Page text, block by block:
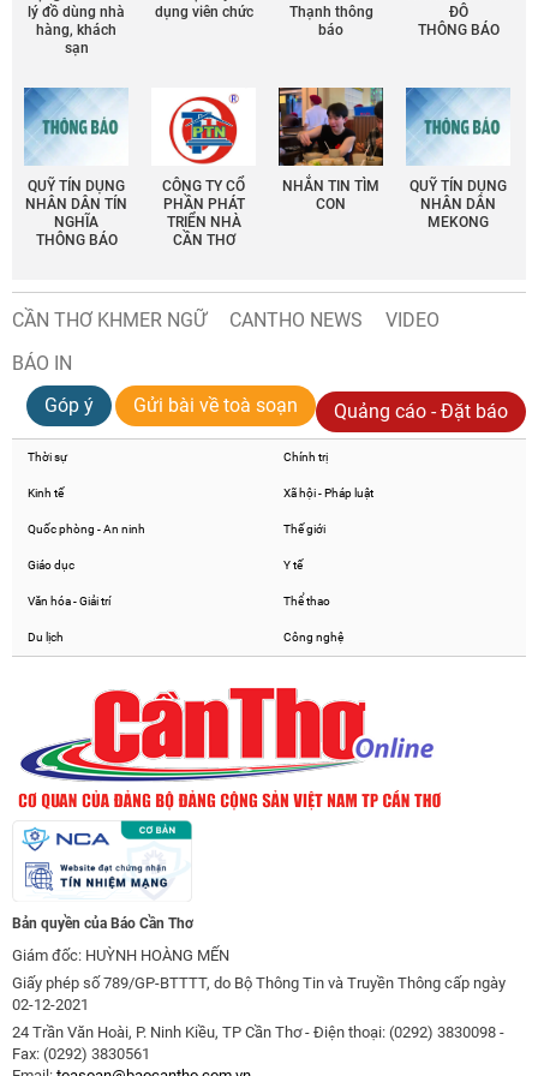
lý đồ dùng nhà
hàng, khách
sạn
dụng viên chức
Thạnh thông
báo
ĐÔ
THÔNG BÁO
QUỸ TÍN DỤNG
NHÂN DÂN TÍN
NGHĨA
THÔNG BÁO
CÔNG TY CỔ
PHẦN PHÁT
TRIỂN NHÀ
CẦN THƠ
NHẮN TIN TÌM
CON
QUỸ TÍN DỤNG
NHÂN DÂN
MEKONG
CẦN THƠ KHMER NGỮ CANTHO NEWS
VIDEO
BÁO IN
Góp ý
Gửi bài về toà soạn Quảng cáo - Đặt báo
Thời sự Chính trị
Kinh tế Xã hội - Pháp luật
Quốc phòng - An ninh Thế giới
Giáo dục Y tế
Văn hóa - Giải trí Thể thao
Du lịch Công nghệ
Bản quyền của Báo Cần Thơ
Giám đốc: HUỲNH HOÀNG MẾN
Giấy phép số 789/GP-BTTTT, do Bộ Thông Tin và Truyền Thông cấp ngày
02-12-2021
24 Trần Văn Hoài, P. Ninh Kiều, TP Cần Thơ - Điện thoại: (0292) 3830098 -
Fax: (0292) 3830561